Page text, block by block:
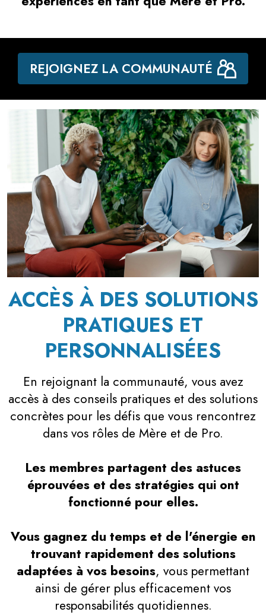
REJOIGNEZ LA COMMUNAUTÉ
ACCÈS À DES SOLUTIONS
PRATIQUES ET
PERSONNALISÉES
En rejoignant la communauté, vous avez
accès à des conseils pratiques et des solutions
concrètes pour les défis que vous rencontrez
dans vos rôles de Mère et de Pro.
Les membres partagent des astuces
éprouvées et des stratégies qui ont
fonctionné pour elles.
Vous gagnez du temps et de l'énergie en
trouvant rapidement des solutions
adaptées à vos besoins, vous permettant
ainsi de gérer plus efficacement vos
responsabilités quotidiennes.